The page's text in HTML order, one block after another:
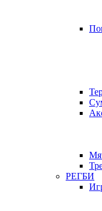
РЕГБИ